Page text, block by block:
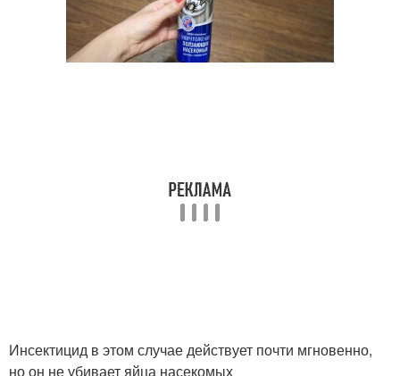
Инсектицид в этом случае действует почти мгновенно,
но он не убивает яйца насекомых